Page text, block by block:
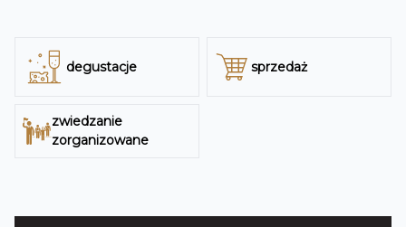
degustacje sprzedaż
zwiedzanie
zorganizowane